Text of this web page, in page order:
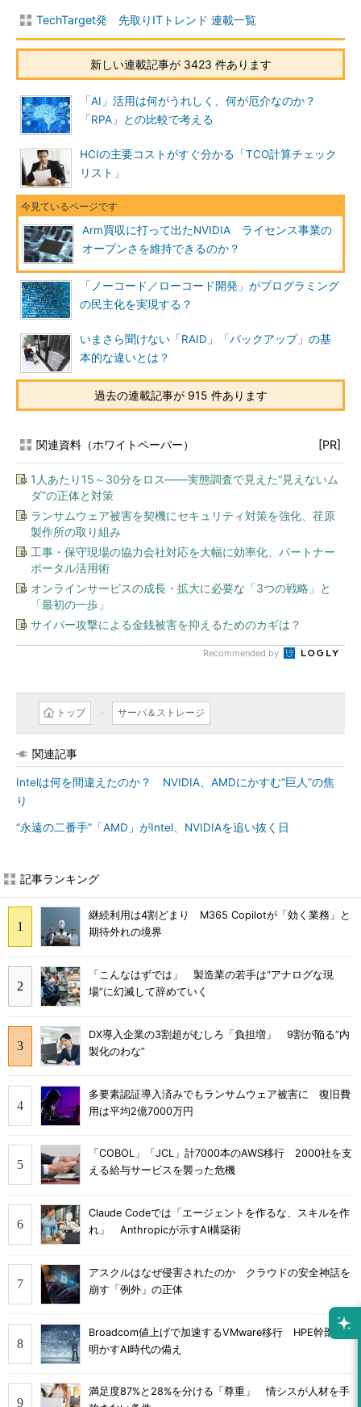
TechTarget発 先取りITトレンド 連載一覧
新しい連載記事が 3423 件あります
「AI」活用は何がうれしく、何が厄介なのか？
「RPA」との比較で考える
HCIの主要コストがすぐ分かる「TCO計算チェック
リスト」
Arm買収に打って出たNVIDIA ライセンス事業の
オープンさを維持できるのか？
「ノーコード／ローコード開発」がプログラミング
の民主化を実現する？
いまさら聞けない「RAID」「バックアップ」の基
本的な違いとは？
過去の連載記事が 915 件あります
関連資料（ホワイトペーパー） [PR]
1人あたり15～30分をロス――実態調査で見えた“見えないム
ダ”の正体と対策
ランサムウェア被害を契機にセキュリティ対策を強化、荏原
製作所の取り組み
工事・保守現場の協力会社対応を大幅に効率化、パートナー
ポータル活用術
オンラインサービスの成長・拡大に必要な「3つの戦略」と
「最初の一歩」
サイバー攻撃による金銭被害を抑えるためのカギは？
Recommended by
トップ サーバ＆ストレージ
関連記事
Intelは何を間違えたのか？ NVIDIA、AMDにかすむ“巨人”の焦
り
“永遠の二番手”「AMD」がIntel、NVIDIAを追い抜く日
記事ランキング
継続利用は4割どまり M365 Copilotが「効く業務」と
期待外れの境界
「こんなはずでは」 製造業の若手は“アナログな現
場”に幻滅して辞めていく
DX導入企業の3割超がむしろ「負担増」 9割が陥る“内
製化のわな”
多要素認証導入済みでもランサムウェア被害に 復旧費
用は平均2億7000万円
「COBOL」「JCL」計7000本のAWS移行 2000社を支
える給与サービスを襲った危機
Claude Codeでは「エージェントを作るな、スキルを作
れ」 Anthropicが示すAI構築術
アスクルはなぜ侵害されたのか クラウドの安全神話を
崩す「例外」の正体
Broadcom値上げで加速するVMware移行 HPE幹部が
明かすAI時代の備え
満足度87%と28%を分ける「尊重」 情シスが人材を手